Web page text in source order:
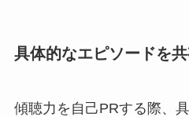
具体的なエピソードを
傾聴力を自己PRする際、